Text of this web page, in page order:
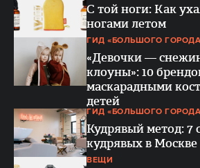
С той ноги: Как
ногами летом
ГИД «БОЛЬШОГО
«Девочки —
клоуны»: 10
маскарадными
детей
ГИД «БОЛЬШОГО
Кудрявый метод: 7
кудрявых в Москве
ВЕЩИ